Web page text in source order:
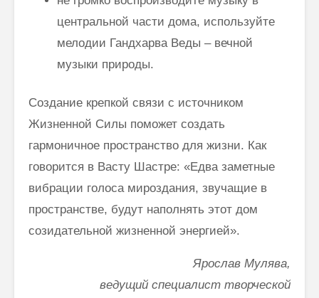
центральной части дома, используйте
мелодии Гандхарва Веды – вечной
музыки природы.
Создание крепкой связи с источником
Жизненной Силы поможет создать
гармоничное пространство для жизни. Как
говорится в Васту Шастре: «Едва заметные
вибрации голоса мироздания, звучащие в
пространстве, будут наполнять этот дом
созидательной жизненной энергией».
Ярослав Мулява,
ведущий специалист творческой